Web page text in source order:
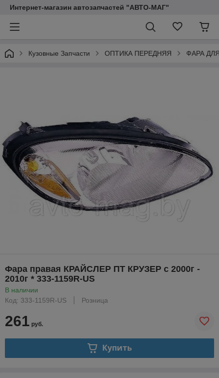
Интернет-магазин автозапчастей "АВТО-МАГ"
Кузовные Запчасти ОПТИКА ПЕРЕДНЯЯ ФАРА
Фара правая КРАЙСЛЕР ПТ КРУЗЕР с 2000г -
2010г * 333-1159R-US
В наличии
Код: 333-1159R-US
Розница
261 руб.
Купить